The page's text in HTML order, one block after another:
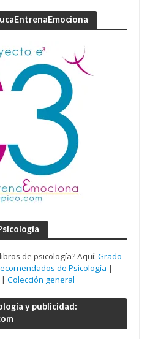
de psicología? Aquí: Grado
de Psicología |
| Colección general
y publicidad: